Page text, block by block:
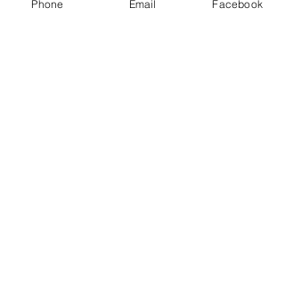
Phone Email Facebook